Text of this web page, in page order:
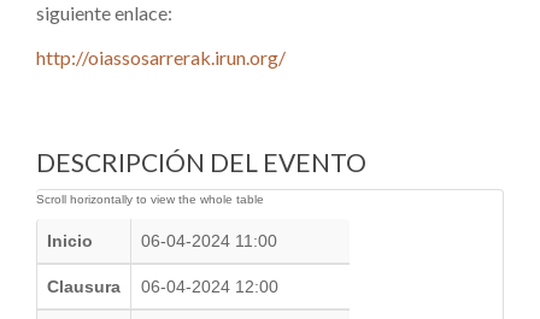
siguiente enlace:
http://oiassosarrerak.irun.org/
DESCRIPCIÓN DEL EVENTO
Inicio 06-04-2024 11:00
Clausura 06-04-2024 12:00